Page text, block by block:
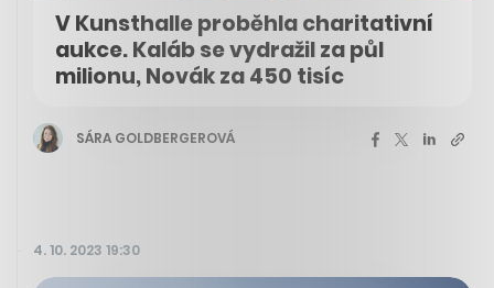
V Kunsthalle proběhla charitativní
aukce. Kaláb se vydražil za půl
milionu, Novák za 450 tisíc
SÁRA GOLDBERGEROVÁ
4. 10. 2023 19:30